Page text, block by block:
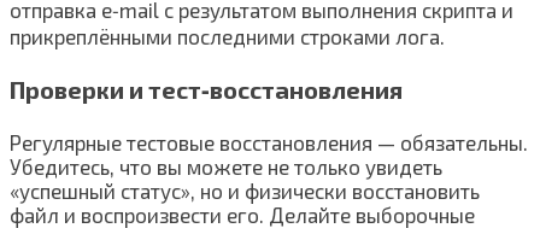
отправка e‑mail с результатом выполнения скрипта и
прикреплёнными последними строками лога.
Проверки и тест‑восстановления
Регулярные тестовые восстановления — обязательны.
Убедитесь, что вы можете не только увидеть
«успешный статус», но и физически восстановить
файл и воспроизвести его. Делайте выборочные